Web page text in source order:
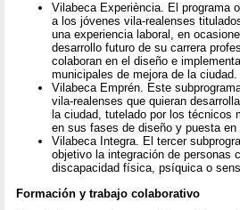
Vilabeca Experiència. El programa
a los jóvenes vila-realenses
una experiencia laboral, en
desarrollo futuro de su carrera
colaboran en el diseño e
municipales de mejora de la ciudad.
Vilabeca Emprén. Este
vila-realenses que quieran
la ciudad, tutelado por los técnicos
en sus fases de diseño y puesta en
Vilabeca Integra. El tercer
objetivo la integración de personas
discapacidad física, psíquica o
Formación y trabajo colaborativo